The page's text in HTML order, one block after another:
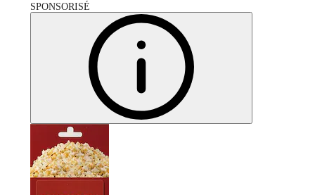
SPONSORISÉ